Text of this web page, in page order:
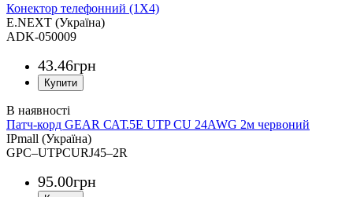
Конектор телефонний (1X4)
E.NEXT (Україна)
ADK-050009
43.46грн
Патч-корд GEAR САТ.5E UTP CU 24AWG 2м червоний
IPmall (Україна)
GPC–UTPCURJ45–2R
95.00грн